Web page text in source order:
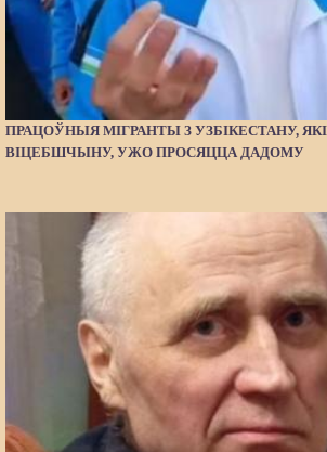
ПРАЦОЎНЫЯ МІГРАНТЫ З УЗБІКЕСТАНУ,
ВІЦЕБШЧЫНУ, УЖО ПРОСЯЦЦА ДАДОМУ